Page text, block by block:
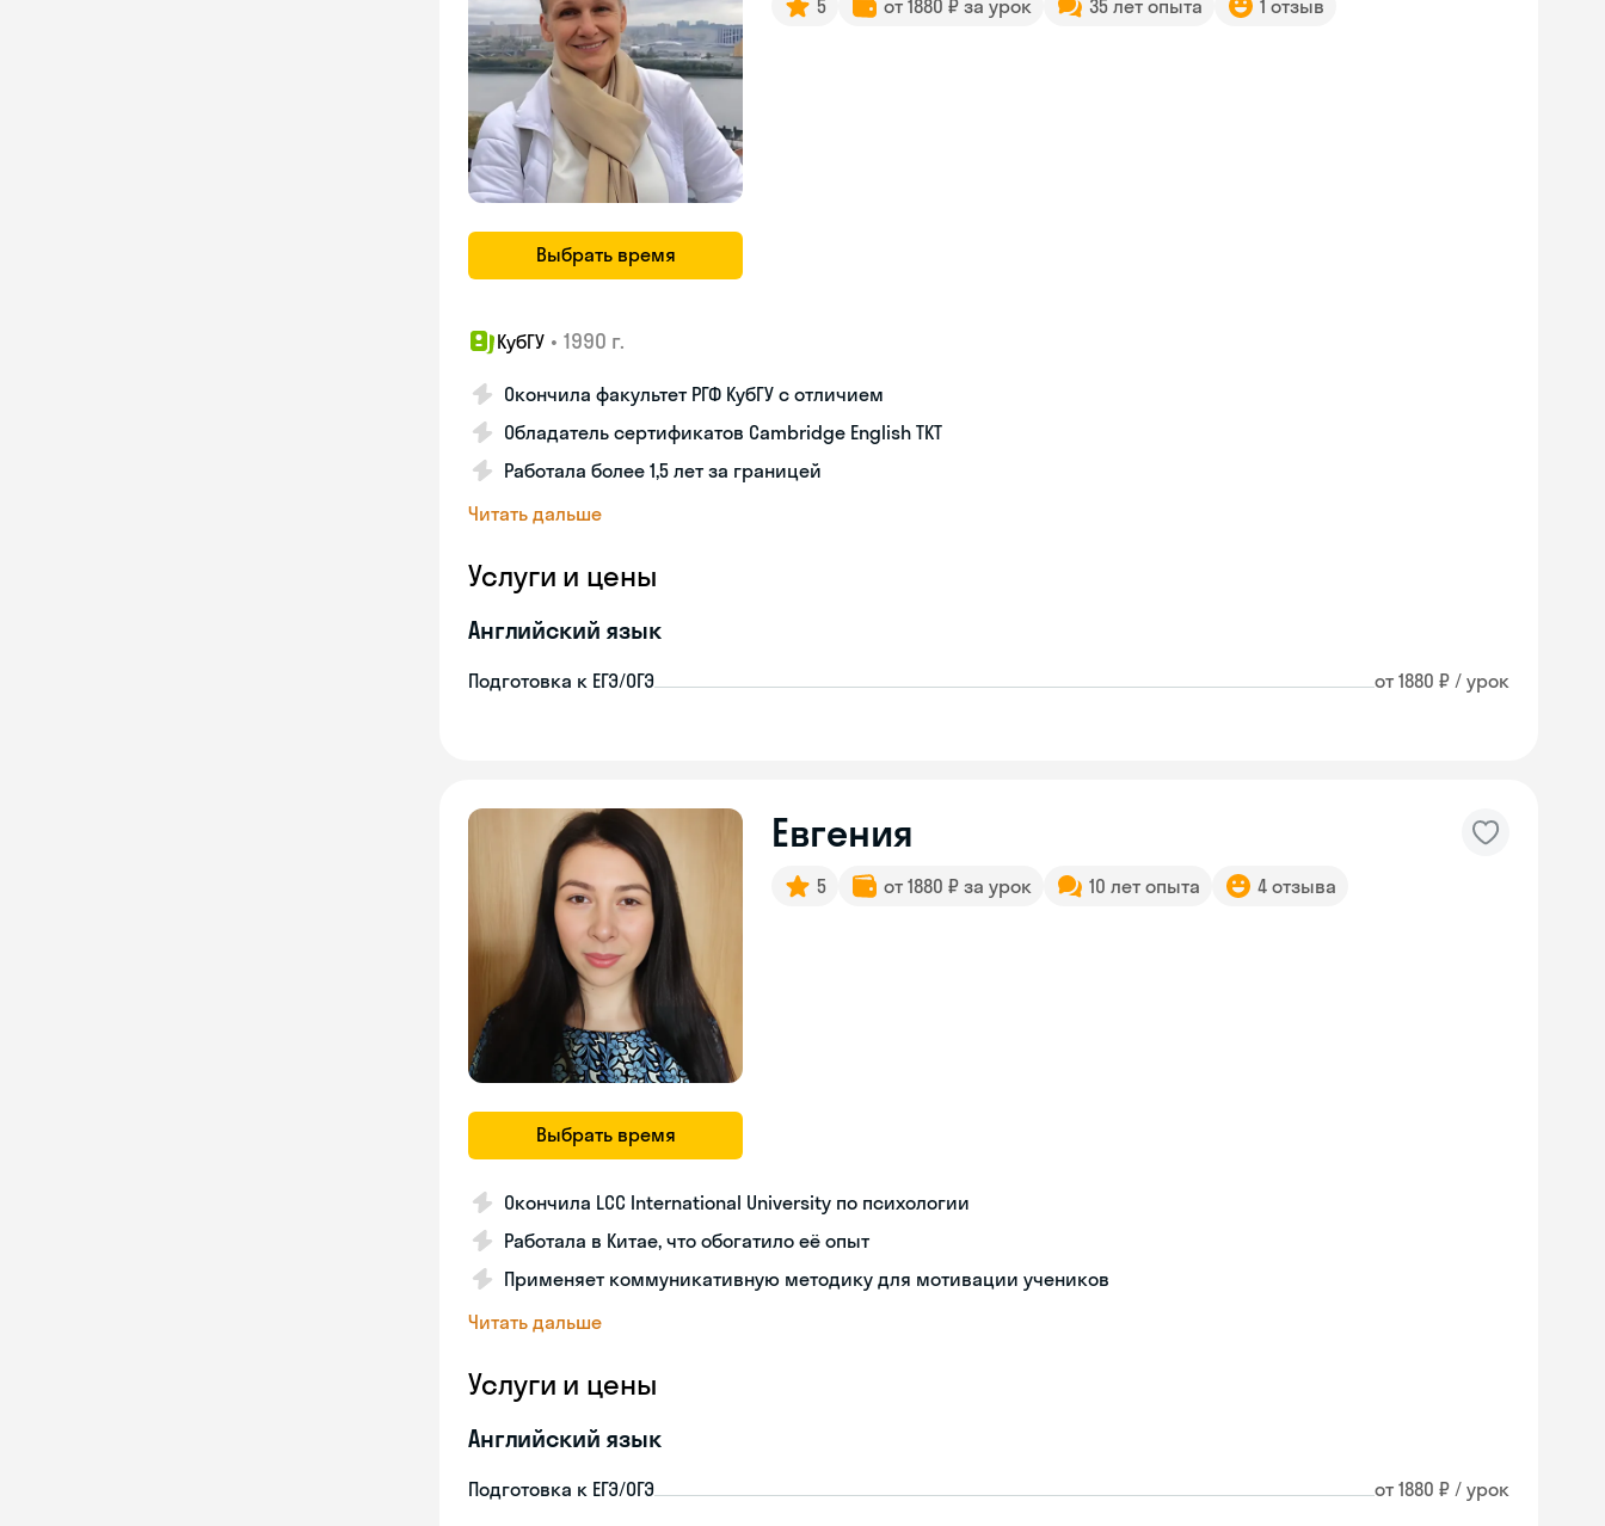
Выбрать время
5 от 1880 ₽ за урок 35 лет опыта 1 отзыв
КубГУ • 1990 г.
Окончила факультет РГФ КубГУ с отличием
Обладатель сертификатов Cambridge English TKT
Работала более 1,5 лет за границей
Читать дальше
Услуги и цены
Английский язык
Подготовка к ЕГЭ/ОГЭ от 1880 ₽ / урок
Выбрать время
Евгения
5 от 1880 ₽ за урок 10 лет опыта 4 отзыва
Окончила LCC International University по психологии
Работала в Китае, что обогатило её опыт
Применяет коммуникативную методику для мотивации учеников
Читать дальше
Услуги и цены
Английский язык
Подготовка к ЕГЭ/ОГЭ от 1880 ₽ / урок